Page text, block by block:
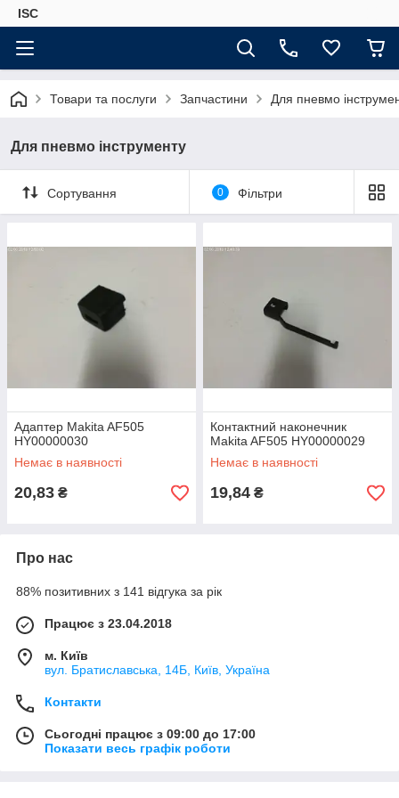
ISC
Товари та послуги Запчастини Для пневмо
Для пневмо інструменту
Сортування 0 Фільтри
Адаптер Makita AF505
HY00000030
Немає в наявності
20,83 ₴
Контактний наконечник
Makita AF505 HY00000029
Немає в наявності
19,84 ₴
Про нас
88% позитивних з 141 відгука за рік
Працює з 23.04.2018
м. Київ
вул. Братиславська, 14Б, Київ, Україна
Контакти
Сьогодні працює з 09:00 до 17:00
Показати весь графік роботи